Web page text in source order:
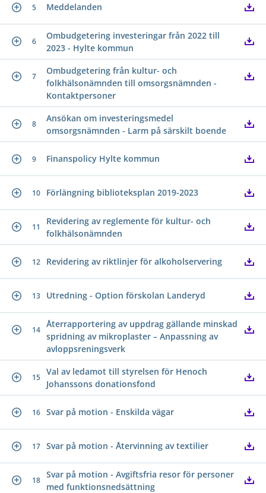
5 Meddelanden
6
Ombudgetering investeringar från 2022 till
2023 - Hylte kommun
7
Ombudgetering från kultur- och
folkhälsonämnden till omsorgsnämnden -
Kontaktpersoner
8
Ansökan om investeringsmedel
omsorgsnämnden - Larm på särskilt boende
9 Finanspolicy Hylte kommun
10 Förlängning biblioteksplan 2019-2023
11
Revidering av reglemente för kultur- och
folkhälsonämnden
12 Revidering av riktlinjer för alkoholservering
13 Utredning - Option förskolan Landeryd
14
Återrapportering av uppdrag gällande minskad
spridning av mikroplaster – Anpassning av
avloppsreningsverk
15
Val av ledamot till styrelsen för Henoch
Johanssons donationsfond
16 Svar på motion - Enskilda vägar
17 Svar på motion - Återvinning av textilier
18
Svar på motion - Avgiftsfria resor för personer
med funktionsnedsättning